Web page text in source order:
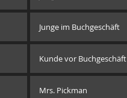
Junge im Buchgeschäft
Kunde vor Buchgeschäft
Mrs. Pickman